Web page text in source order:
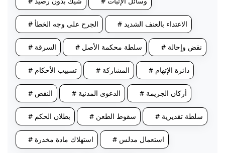
# الجرح على وجه الخطأ # الاعتداء بالعنف الشديد
# السرقة # سلطة محكمة الأصل # نقض وإحالة
# تسبيب الأحكام # المشاركة # دائرة الإتهام
# النقض # الدعوى المدنية # أركان الجريمة
# بطلان الحكم # سقوط الطعن # سلطة تقديرية
# استهلاك مادة مخدرة # استعمال مدلس